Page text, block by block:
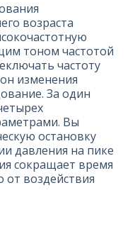
возраста
тоном частотой
частоту
изменения
За один
Вы
остановку
давления на пике
сокращает время
от воздействия